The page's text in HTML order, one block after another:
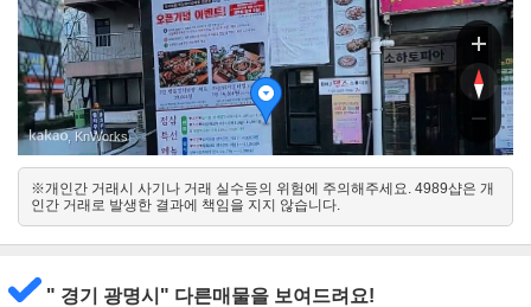
소하로109
소하로
서
, KnWorks
※개인간 거래시 사기나 거래 실수등의 위험에 주의해주세요. 4989샵은 개
인간 거래로 발생한 결과에 책임을 지지 않습니다.
" 경기 광명시" 다른매물을 보여드려요!